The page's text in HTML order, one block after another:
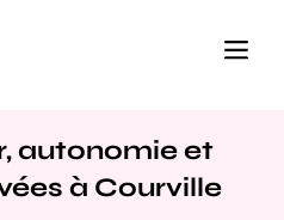
autonomie et
à Courville